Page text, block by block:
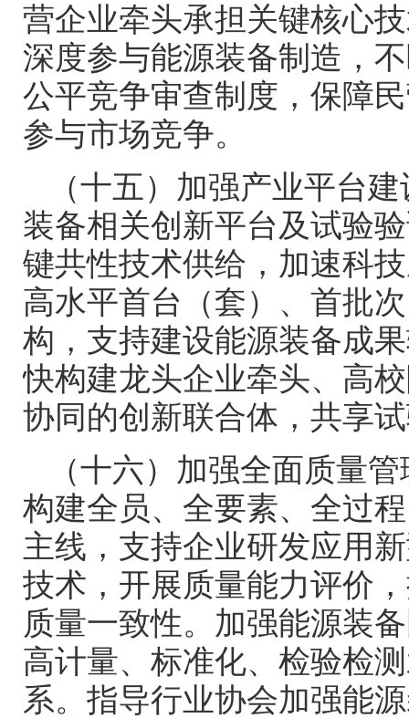
营企业牵头承担关键核心
深度参与能源装备制造，
公平竞争审查制度，保障
参与市场竞争。
（十五）加强产业平台
装备相关创新平台及试验
键共性技术供给，加速科
高水平首台（套）、首批
构，支持建设能源装备成
快构建龙头企业牵头、高
协同的创新联合体，共享
（十六）加强全面质量
构建全员、全要素、全过
主线，支持企业研发应用
技术，开展质量能力评价
质量一致性。加强能源装
高计量、标准化、检验检
系。指导行业协会加强能